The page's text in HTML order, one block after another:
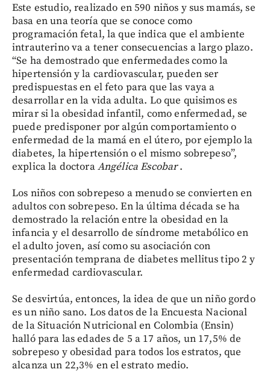
Este estudio, realizado en 590 niños y sus mamás, se
basa en una teoría que se conoce como
programación fetal, la que indica que el ambiente
intrauterino va a tener consecuencias a largo plazo.
“Se ha demostrado que enfermedades como la
hipertensión y la cardiovascular, pueden ser
predispuestas en el feto para que las vaya a
desarrollar en la vida adulta. Lo que quisimos es
mirar si la obesidad infantil, como enfermedad, se
puede predisponer por algún comportamiento o
enfermedad de la mamá en el útero, por ejemplo la
diabetes, la hipertensión o el mismo sobrepeso”,
explica la doctoraAngélica Escobar.
Los niños con sobrepeso a menudo se convierten en
adultos con sobrepeso. En la última década se ha
demostrado la relación entre la obesidad en la
infancia y el desarrollo de síndrome metabólico en
el adulto joven, así como su asociación con
presentación temprana de diabetes mellitus tipo 2 y
enfermedad cardiovascular.
Se desvirtúa, entonces, la idea de que un niño gordo
es un niño sano. Los datos de la Encuesta Nacional
de la Situación Nutricional en Colombia (Ensin)
halló para las edades de 5 a 17 años, un 17,5% de
sobrepeso y obesidad para todos los estratos, que
alcanza un 22,3% en el estrato medio.